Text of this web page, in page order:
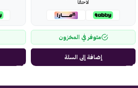
لاحقاً
متوفر في المخزون
إضافة إلى السلة